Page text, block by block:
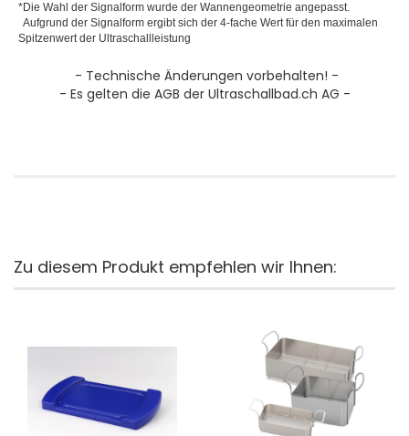
*Die Wahl der Signalform wurde der Wannengeometrie angepasst.
Aufgrund der Signalform ergibt sich der 4-fache Wert für den maximalen
Spitzenwert der Ultraschallleistung
- Technische Änderungen vorbehalten! -
- Es gelten die AGB der Ultraschallbad.ch AG -
Zu diesem Produkt empfehlen wir Ihnen: